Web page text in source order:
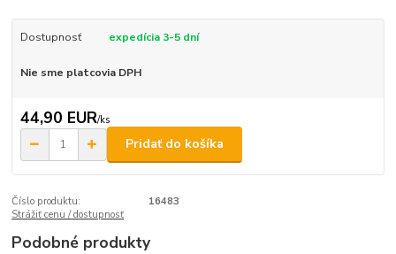
Dostupnosť expedícia 3-5 dní
Nie sme platcovia DPH
44,90 EUR/ks
Pridať do košíka
Číslo produktu:
16483
Strážiť cenu / dostupnosť
Podobné produkty